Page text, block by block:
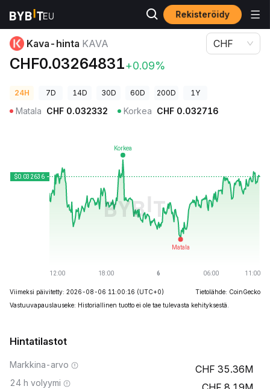
Rekisteröidy
Kryptohinnat
Kava-hinta KAVA
CHF0.03264831+0.09%
CHF
24H 7D 14D 30D 60D 200D 1Y
Matala CHF 0.032332 Korkea CHF 0.032716
Viimeksi päivitetty: 2026-08-06 11:00:16 (UTC+0)
Tietolähde: CoinGecko
Vastuuvapauslauseke: Historiallinen tuotto ei ole tae tulevasta kehityksestä.
Hintatilastot
Markkina-arvo 35.36M
24 h volyymi